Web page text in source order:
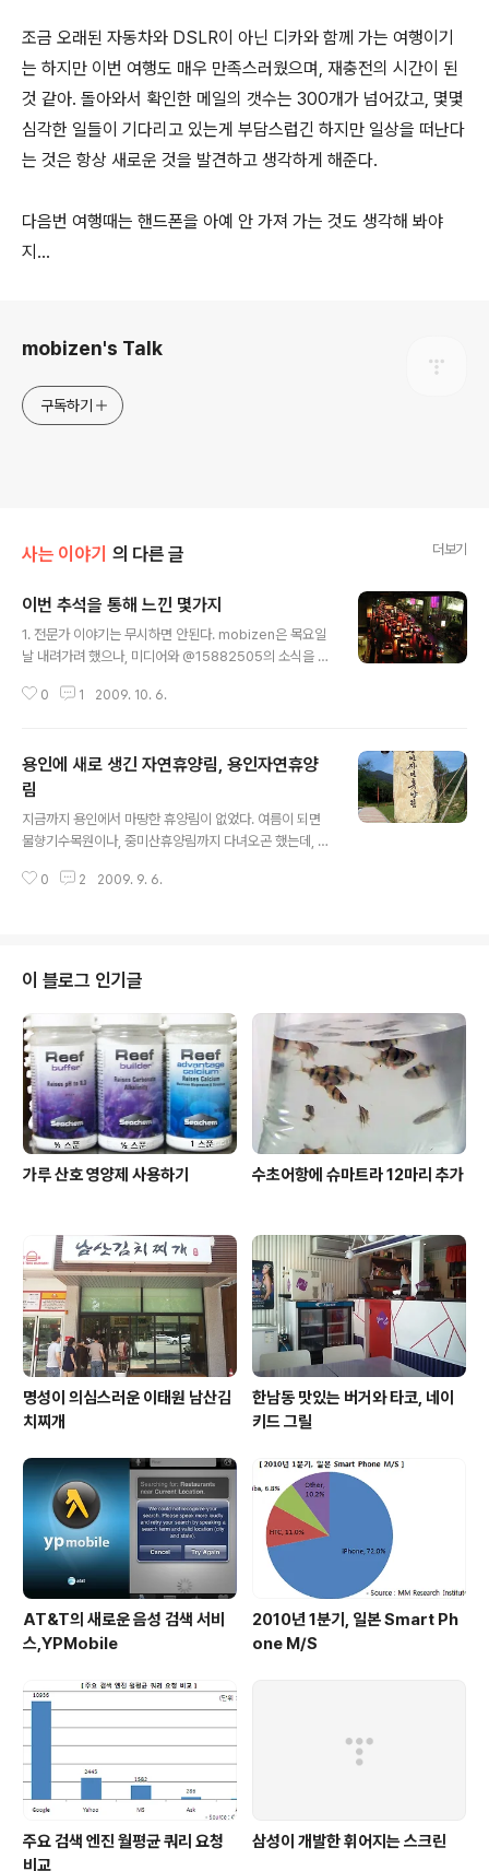
조금 오래된 자동차와 DSLR이 아닌 디카와 함께 가는 여행이기
는 하지만 이번 여행도 매우 만족스러웠으며, 재충전의 시간이 된
것 같아. 돌아와서 확인한 메일의 갯수는 300개가 넘어갔고, 몇몇
심각한 일들이 기다리고 있는게 부담스럽긴 하지만 일상을 떠난다
는 것은 항상 새로운 것을 발견하고 생각하게 해준다.
다음번 여행때는 핸드폰을 아예 안 가져 가는 것도 생각해 봐야
지...
mobizen's Talk
구독하기
사는 이야기 의 다른 글 더보기
이번 추석을 통해 느낀 몇가지
1. 전문가 이야기는 무시하면 안된다. mobizen은 목요일
날 내려가려 했으나, 미디어와 @15882505의 소식을 참
님은 금요일 2-3시 사이가 가장 넉넉한 시간이라고 예상
되어버렸다. 3시 50분쯤 출발했고, 도착 시간은 10시 40
분쯤이었다. 평소 3시간 30분이면 가는 길이었다. 2. 새벽
에 길이 막히면 고속도로에서 노을을 볼 수 있다. 사람들의
생각은 다들 거기에서 거기이다. 막히는 시간을 피해서 가
고 싶어하는 것은 모두의 바램일테고, 비슷한 시간을 선택
해서 새벽잠이 덜깬 몽롱한 상태에서 안개 자욱한 고속도
0 1 2009. 10. 6.
용인에 새로 생긴 자연휴양림, 용인자연휴양
림
지금까지 용인에서 마땅한 휴양림이 없었다. 여름이 되면
물향기수목원이나, 중미산휴양림까지 다녀오곤 했는데, 이
때문이다. 올 12월에 오픈할 예정이었으나, 원래 계획보다
은 나오지가 않고, '용인시 처인구 모현면 초부리 285'로
주소검색을 해서 찾아가는 것을 권한다. 표지판이 아직 없
어서 네비게이션없으면 찾아가기 힘들 수도 있다. 참고로
지금은 정식 오픈하기 전이므로 사정에 따라 폐쇄될 수 있
으니 전화(031-336-0040)로 확인후 방문하는 것을 권
한다. 조금은 이색적인 마을을 통과한..
0 2 2009. 9. 6.
이 블로그 인기글
가루 산호 영양제 사용하기 수초어항에 슈마트라 12마리 추가
명성이 의심스러운 이태원 남산김
치찌개
한남동 맛있는 버거와 타코, 네이
키드 그릴
AT&T의 새로운 음성 검색 서비
스,YPMobile
2010년 1분기, 일본 Smart Ph
one M/S
주요 검색 엔진 월평균 쿼리 요청
비교
삼성이 개발한 휘어지는 스크린